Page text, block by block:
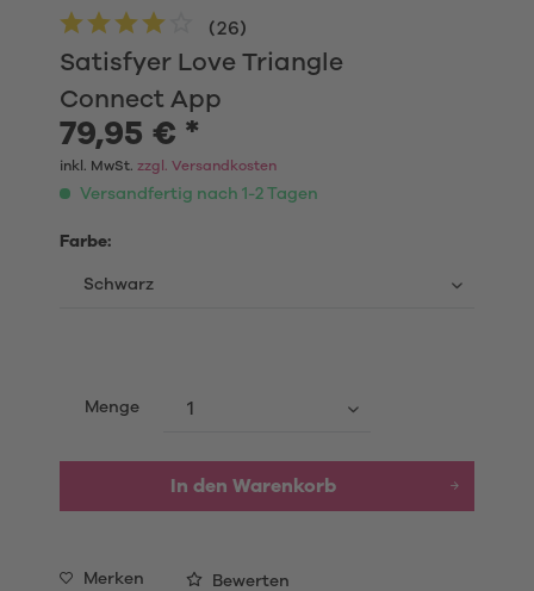
Satisfyer Love Triangle
Connect App
(26)
79,95 € *
inkl. MwSt. zzgl. Versandkosten
Versandfertig nach 1-2 Tagen
Farbe:
Menge
In den Warenkorb
Merken Bewerten